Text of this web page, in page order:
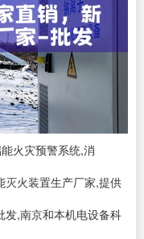
火灾预警系统,消
灭火装置生产厂家,提供
发,南京和本机电设备科